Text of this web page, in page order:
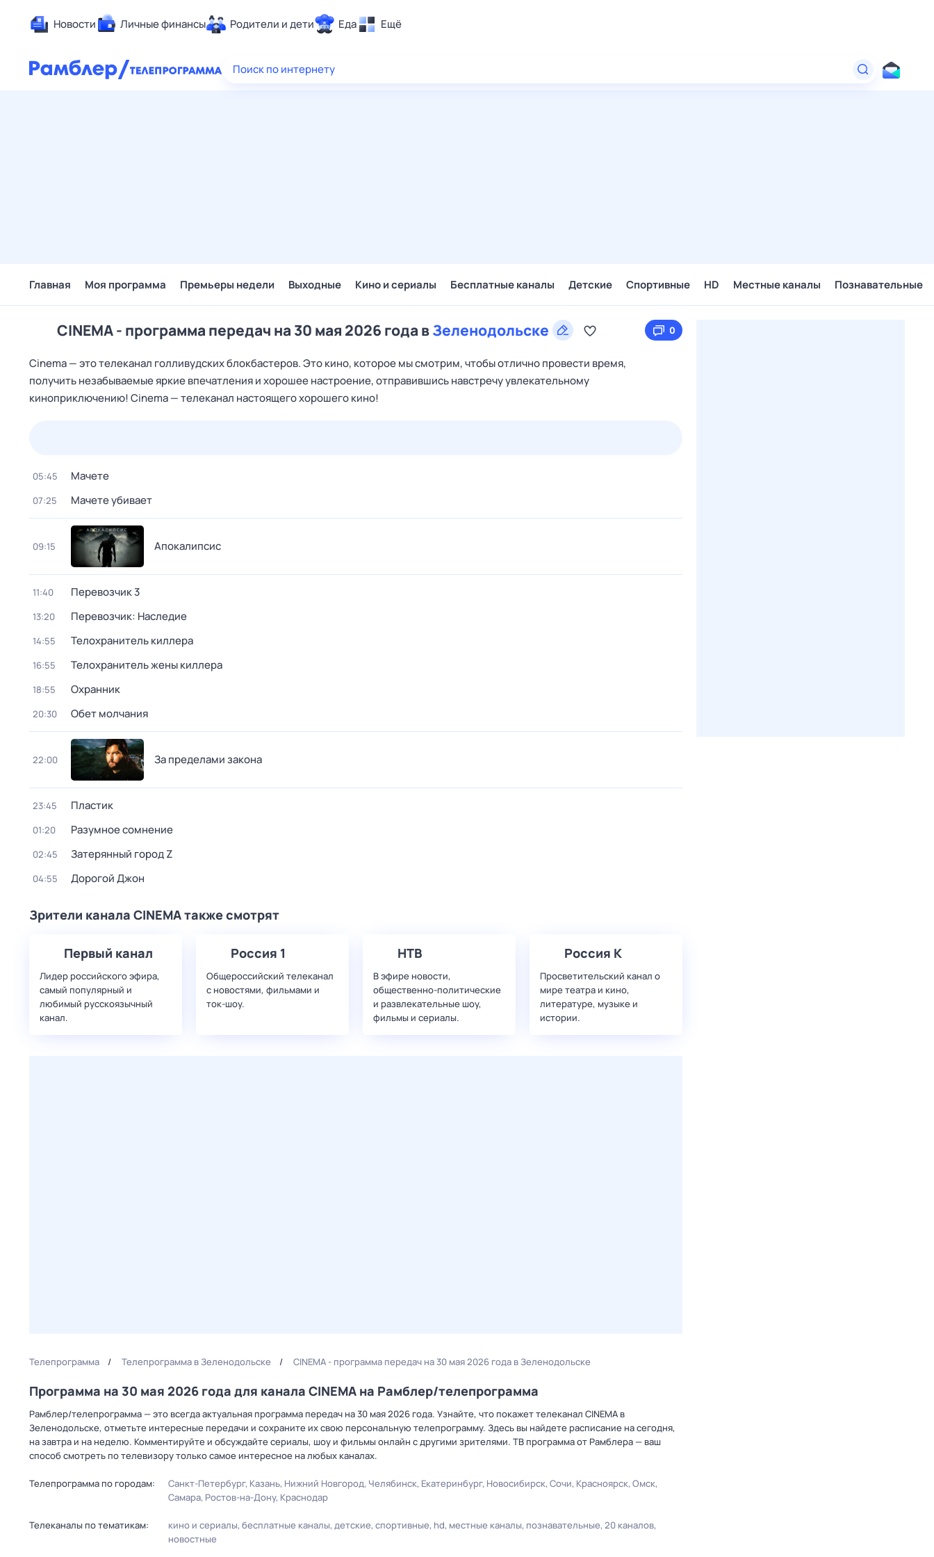
Новости Личные финансы Родители и дети Еда Ещё
Здоровье
Поиск по интернету
Главная Моя программа Премьеры недели Выходные Кино и сериалы Бесплатные каналы Детские Спортивные HD Местные каналы Познавательные
CINEMA - программа передач на 30 мая 2026 года вЗеленодольске 0
Cinema — это телеканал голливудских блокбастеров. Это кино, которое мы смотрим, чтобы отлично провести время,
получить незабываемые яркие впечатления и хорошее настроение, отправившись навстречу увлекательному
киноприключению! Cinema — телеканал настоящего хорошего кино!
05:45 Мачете
07:25 Мачете убивает
09:15 Апокалипсис
11:40 Перевозчик 3
13:20 Перевозчик: Наследие
14:55 Телохранитель киллера
16:55 Телохранитель жены киллера
18:55 Охранник
20:30 Обет молчания
22:00 За пределами закона
23:45 Пластик
01:20 Разумное сомнение
02:45 Затерянный город Z
04:55 Дорогой Джон
Зрители канала CINEMA также смотрят
Первый канал
Лидер российского эфира,
самый популярный и
любимый русскоязычный
канал.
Россия 1
Общероссийский телеканал
с новостями, фильмами и
ток-шоу.
НТВ
В эфире новости,
общественно-политические
и развлекательные шоу,
фильмы и сериалы.
Россия К
Просветительский канал о
мире театра и кино,
литературе, музыке и
истории.
Телепрограмма Телепрограмма в Зеленодольске CINEMA - программа передач на 30 мая 2026 года в Зеленодольске
Программа на 30 мая 2026 года для канала CINEMA на Рамблер/телепрограмма
Рамблер/телепрограмма — это всегда актуальная программа передач на 30 мая 2026 года. Узнайте, что покажет телеканал CINEMA в
Зеленодольске, отметьте интересные передачи и сохраните их свою персональную телепрограмму. Здесь вы найдете расписание на сегодня,
на завтра и на неделю. Комментируйте и обсуждайте сериалы, шоу и фильмы онлайн с другими зрителями. ТВ программа от Рамблера — ваш
способ смотреть по телевизору только самое интересное на любых каналах.
Телепрограмма по городам: Санкт-Петербург Казань Нижний Новгород Челябинск Екатеринбург Новосибирск Сочи Красноярск Омск
Самара Ростов-на-Дону Краснодар
Телеканалы по тематикам: кино и сериалы бесплатные каналы детские спортивные hd местные каналы познавательные 20 каналов
новостные